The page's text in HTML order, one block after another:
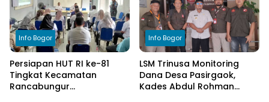
Info Bogor
Persiapan HUT RI ke-81
Tingkat Kecamatan
Rancabungur
Info Bogor
LSM Trinusa Monitoring
Dana Desa Pasirgaok,
Kades Abdul Rohman